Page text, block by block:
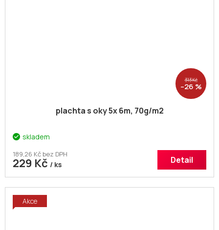
313 Kč
–26 %
plachta s oky 5x 6m, 70g/m2
skladem
189,26 Kč bez DPH
229 Kč / ks Detail
Akce